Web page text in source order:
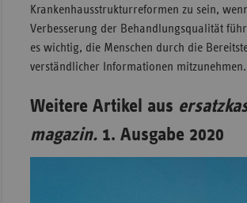
Krankenhausstrukturreformen zu sein,
Verbesserung der Behandlungsqualität
es wichtig, die Menschen durch die
verständlicher Informationen mitzunehmen.
Weitere Artikel aus
magazin. 1. Ausgabe 2020